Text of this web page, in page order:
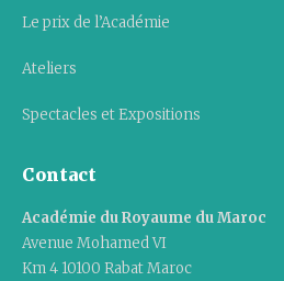
Le prix de l’Académie
Ateliers
Spectacles et Expositions
Contact
Académie du Royaume du Maroc
Avenue Mohamed VI
Km 4 10100 Rabat Maroc